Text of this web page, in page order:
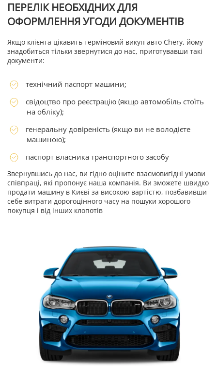
ПЕРЕЛІК НЕОБХІДНИХ ДЛЯ
ОФОРМЛЕННЯ УГОДИ ДОКУМЕНТІВ
Якщо клієнта цікавить терміновий викуп авто Chery, йому
знадобиться тільки звернутися до нас, приготувавши такі
документи:
технічний паспорт машини;
свідоцтво про реєстрацію (якщо автомобіль стоїть
на обліку);
генеральну довіреність (якщо ви не володієте
машиною);
паспорт власника транспортного засобу
Звернувшись до нас, ви гідно оціните взаємовигідні умови
співпраці, які пропонує наша компанія. Ви зможете швидко
продати машину в Києві за високою вартістю, позбавивши
себе витрати дорогоцінного часу на пошуки хорошого
покупця і від інших клопотів